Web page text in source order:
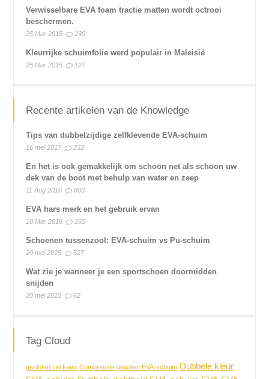
Verwisselbare EVA foam tractie matten wordt octrooi
beschermen.
25 Mar 2015 239
Kleurrijke schuimfolie werd populair in Maleisië
25 Mar 2015 127
Recente artikelen van de Knowledge
Tips van dubbelzijdige zelfklevende EVA-schuim
16 mei 2017 232
En het is ook gemakkelijk om schoon net als schoon uw
dek van de boot met behulp van water en zeep
11 Aug 2016 803
EVA hars merk en het gebruik ervan
18 Mar 2016 265
Schoenen tussenzool: EVA-schuim vs Pu-schuim
20 mei 2015 527
Wat zie je wanneer je een sportschoen doormidden
snijden
20 mei 2015 62
Tag Cloud
gesloten cel foam Compressie gegoten EVA-schuim Dubbele kleur